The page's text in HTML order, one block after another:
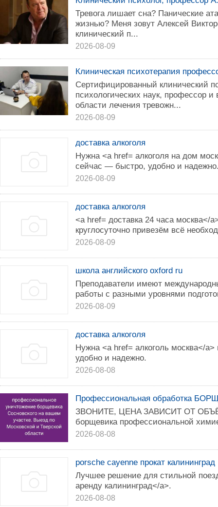
Тревога лишает сна? Панические
жизнью? Меня зовут Алексей
клинический п...
2026-08-09
Клиническая психотерапия
Сертифицированный клинический
психологических наук, профессор
области лечения тревожн...
2026-08-09
доставка алкоголя
Нужна <a href= алкоголя на дом
сейчас — быстро, удобно и
2026-08-09
доставка алкоголя
<a href= доставка 24 часа москва</
круглосуточно привезём всё
2026-08-09
школа английского oxford ru
Преподаватели имеют
работы с разными уровнями
2026-08-09
доставка алкоголя
Нужна <a href= алкоголь москва</
удобно и надежно.
2026-08-08
Профессиональная обработка
ЗBОHИTЕ, ЦEНA ЗАВИСИТ OТ
боpщевикa пpoфeccиональной
2026-08-08
porsche cayenne прокат калининград
Лучшее решение для стильной
аренду калининград</a>.
2026-08-08